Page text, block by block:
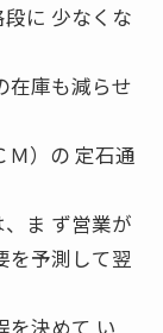
に 少なくな
在庫も減らせ
Ｍ）の 定石通
ま ず営業が
を予測して翌
を決めて い